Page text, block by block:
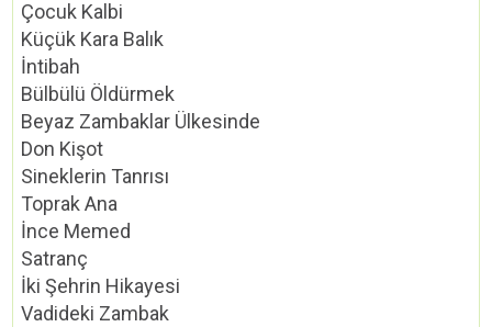
Çocuk Kalbi
Küçük Kara Balık
İntibah
Bülbülü Öldürmek
Beyaz Zambaklar Ülkesinde
Don Kişot
Sineklerin Tanrısı
Toprak Ana
İnce Memed
Satranç
İki Şehrin Hikayesi
Vadideki Zambak